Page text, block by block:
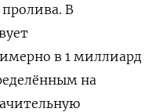
В
в 1 ​миллиард
на